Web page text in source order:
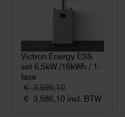
Victron Energy ESS
set 6,5kW /16kWh / 1-
fase
€3.595,10
Oorspronkelijke
€ 3.586,10 Huidige
incl. BTW